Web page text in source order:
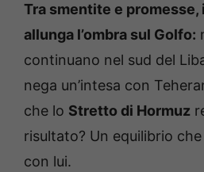
Tra smentite e
allunga l’ombra sul Golfo:
continuano nel sud del
nega un’intesa con
che lo Stretto di Hormuz
risultato? Un equilibrio
con lui.